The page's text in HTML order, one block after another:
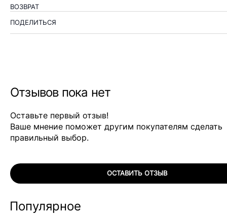
ВОЗВРАТ
ПОДЕЛИТЬСЯ
Отзывов пока нет
Оставьте первый отзыв!
Ваше мнение поможет другим покупателям сделать
правильный выбор.
ОСТАВИТЬ ОТЗЫВ
Популярное